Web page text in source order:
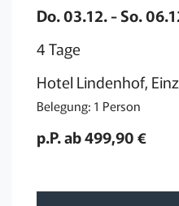
Do. 03.12. - So.
4 Tage
Hotel Lindenhof,
Belegung: 1 Person
p.P. ab 499,90 €